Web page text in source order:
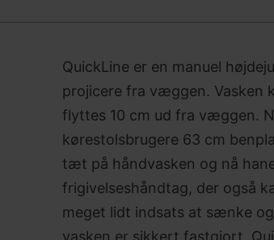
QuickLine er en manuel
projicere fra væggen. Vasken
flyttes 10 cm ud fra væggen.
kørestolsbrugere 63 cm
tæt på håndvasken og nå
frigivelseshåndtag, der også
meget lidt indsats at sænke
vasken er sikkert fastgjort.